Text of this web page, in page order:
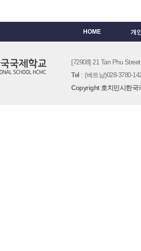
HOME 개
[72908] 21 Tan Phu
Tel : (베트남)028-3780-
Copyright 호치민시한국